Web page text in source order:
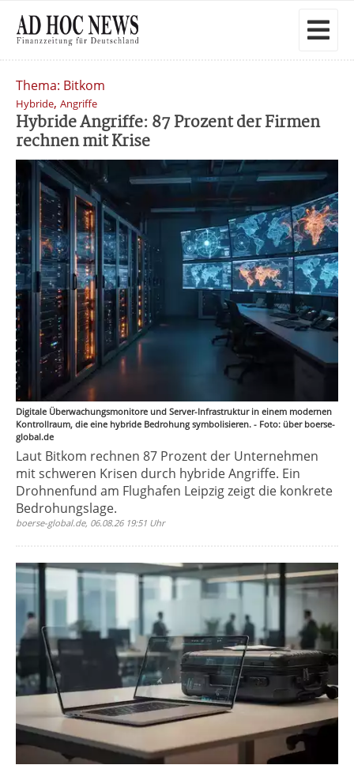
Thema: Bitkom
Hybride, Angriffe
Hybride Angriffe: 87 Prozent der Firmen
rechnen mit Krise
Digitale Überwachungsmonitore und Server-Infrastruktur in einem modernen
Kontrollraum, die eine hybride Bedrohung symbolisieren. - Foto: über boerse-
global.de
Laut Bitkom rechnen 87 Prozent der Unternehmen
mit schweren Krisen durch hybride Angriffe. Ein
Drohnenfund am Flughafen Leipzig zeigt die konkrete
Bedrohungslage.
boerse-global.de, 06.08.26 19:51 Uhr